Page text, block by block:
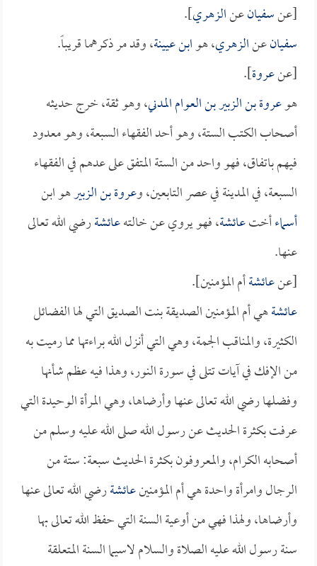
[عنسفيانعنالزهري].
سفيانعنالزهري، هوابن عيينة، وقد مر ذكرهما قريباً.
[عنعروة].
هوعروة بن الزبير بن العوام المدني، وهو ثقة، خرج حديثه
أصحاب الكتب الستة، وهو أحد الفقهاء السبعة، وهو معدود
فيهم باتفاق، فهو واحد من الستة المتفق على عدهم في الفقهاء
السبعة، في المدينة في عصر التابعين، وعروة بن الزبيرهو ابن
أسماءأختعائشة، فهو يروي عن خالتهعائشةرضي الله تعالى
عنها.
[عنعائشةأم المؤمنين].
عائشةهي أم المؤمنين الصديقة بنت الصديق التي لها الفضائل
الكثيرة، والمناقب الجمة، وهي التي أنزل الله براءتها مما رميت به
من الإفك في آيات تتلى في سورة النور، وهذا فيه عظم شأنها
وفضلها رضي الله تعالى عنها وأرضاها، وهي المرأة الوحيدة التي
عرفت بكثرة الحديث عن رسول الله صلى الله عليه وسلم من
أصحابه الكرام، والمعروفون بكثرة الحديث سبعة: ستة من
الرجال وامرأة واحدة هي أم المؤمنينعائشةرضي الله تعالى عنها
وأرضاها، ولهذا فهي من أوعية السنة التي حفظ الله تعالى بها
سنة رسول الله عليه الصلاة والسلام لاسيما السنة المتعلقة